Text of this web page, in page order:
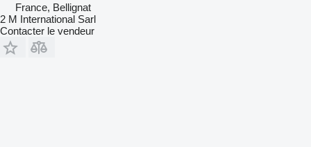
France, Bellignat
2 M International Sarl
Contacter le vendeur